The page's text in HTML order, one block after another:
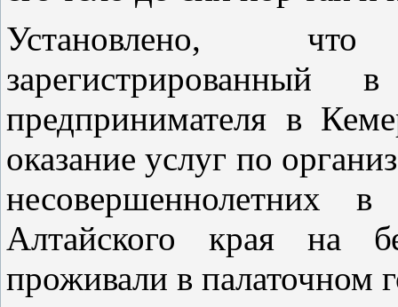
Установлено,
зарегистрированный
предпринимателя в
оказание услуг по
несовершеннолетних
Алтайского края на
проживали в палаточном